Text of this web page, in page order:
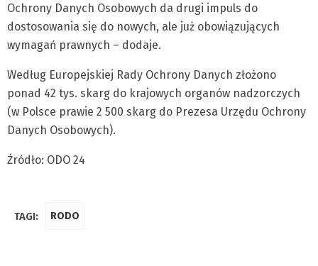
Ochrony Danych Osobowych da drugi impuls do
dostosowania się do nowych, ale już obowiązujących
wymagań prawnych – dodaje.
Według Europejskiej Rady Ochrony Danych złożono
ponad 42 tys. skarg do krajowych organów nadzorczych
(w Polsce prawie 2 500 skarg do Prezesa Urzędu Ochrony
Danych Osobowych).
Źródło: ODO 24
TAGI: RODO